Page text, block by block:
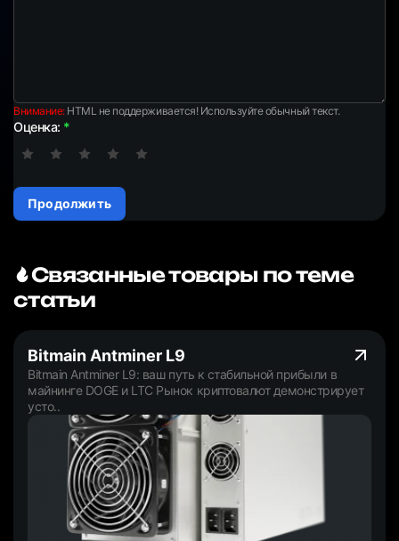
Внимание:HTML не поддерживается! Используйте обычный текст.
Оценка:
Продолжить
Связанные товары по теме
статьи
Bitmain Antminer L9
Bitmain Antminer L9: ваш путь к стабильной прибыли в
майнинге DOGE и LTC Рынок криптовалют демонстрирует
усто..